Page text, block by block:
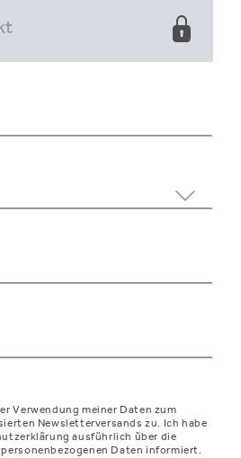
Verwendung meiner Daten zum
Newsletterversands zu. Ich habe
ausführlich über die
Daten informiert.